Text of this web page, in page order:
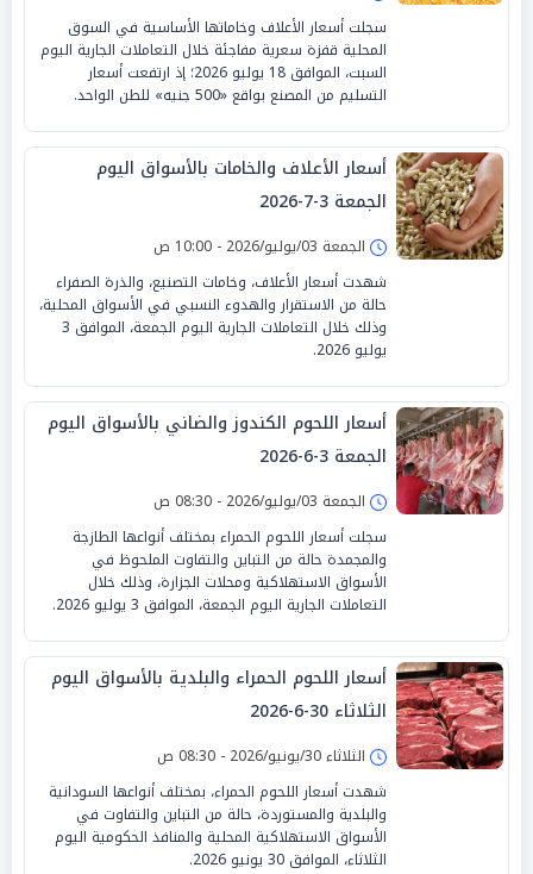
سجلت أسعار الأعلاف وخاماتها الأساسية في السوق
المحلية قفزة سعرية مفاجئة خلال التعاملات الجارية اليوم
السبت، الموافق 18 يوليو 2026؛ إذ ارتفعت أسعار
التسليم من المصنع بواقع «500 جنيه» للطن الواحد.
أسعار الأعلاف والخامات بالأسواق اليوم
الجمعة 3-7-2026
الجمعة 03/يوليو/2026 - 10:00 ص
شهدت أسعار الأعلاف، وخامات التصنيع، والذرة الصفراء
حالة من الاستقرار والهدوء النسبي في الأسواق المحلية،
وذلك خلال التعاملات الجارية اليوم الجمعة، الموافق 3
يوليو 2026.
أسعار اللحوم الكندوز والضاني بالأسواق اليوم
الجمعة 3-6-2026
الجمعة 03/يوليو/2026 - 08:30 ص
سجلت أسعار اللحوم الحمراء بمختلف أنواعها الطازجة
والمجمدة حالة من التباين والتفاوت الملحوظ في
الأسواق الاستهلاكية ومحلات الجزارة، وذلك خلال
التعاملات الجارية اليوم الجمعة، الموافق 3 يوليو 2026.
أسعار اللحوم الحمراء والبلدية بالأسواق اليوم
الثلاثاء 30-6-2026
الثلاثاء 30/يونيو/2026 - 08:30 ص
شهدت أسعار اللحوم الحمراء، بمختلف أنواعها السودانية
والبلدية والمستوردة، حالة من التباين والتفاوت في
الأسواق الاستهلاكية المحلية والمنافذ الحكومية اليوم
الثلاثاء، الموافق 30 يونيو 2026.